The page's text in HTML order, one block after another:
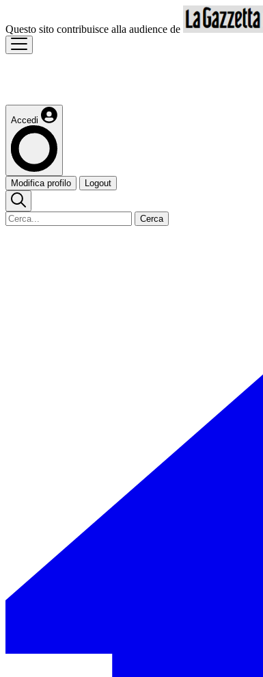
Questo sito contribuisce alla audience de
Accedi
Modifica profilo Logout
Cerca